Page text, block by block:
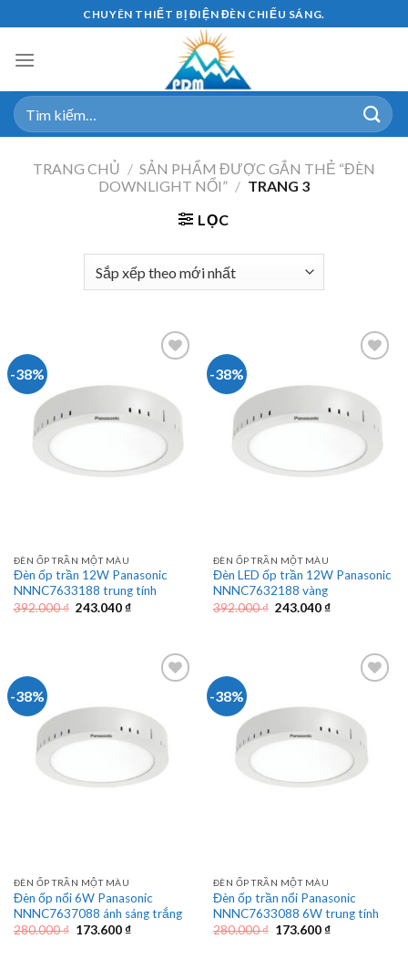
to
content
CHUYÊN THIẾT BỊ ĐIỆN ĐÈN CHIẾU SÁNG.
Tìm
kiếm:
TRANG CHỦ / SẢN PHẨM ĐƯỢC GẮN THẺ “ĐÈN
DOWNLIGHT NỔI” / TRANG 3
LỌC
-38%
ĐÈN ỐP TRẦN MỘT MÀU
Đèn ốp trần 12W Panasonic
NNNC7633188 trung tính
392.000₫ Giá
243.040₫Giá
243.040 ₫.
-38%
ĐÈN ỐP TRẦN MỘT MÀU
Đèn LED ốp trần 12W Panasonic
NNNC7632188 vàng
392.000₫ Giá
243.040₫Giá
243.040 ₫.
-38%
ĐÈN ỐP TRẦN MỘT MÀU
Đèn ốp nổi 6W Panasonic
NNNC7637088 ánh sáng trắng
280.000₫ Giá
173.600₫Giá
-38%
ĐÈN ỐP TRẦN MỘT MÀU
Đèn ốp trần nổi Panasonic
NNNC7633088 6W trung tính
280.000₫ Giá
173.600₫Giá